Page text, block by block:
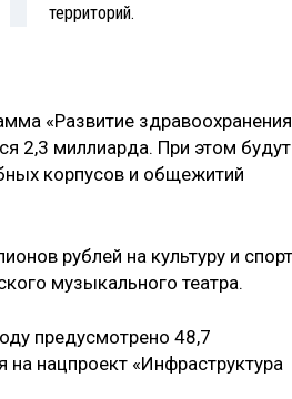
территорий.
«Развитие
2,3 миллиарда. При этом будут
корпусов и общежитий
рублей на культуру и
музыкального театра.
предусмотрено 48,7
нацпроект «Инфраструктура